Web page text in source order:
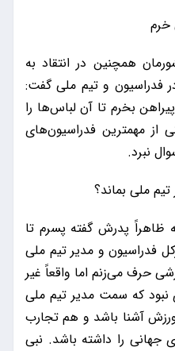
خرم
همچنین در انتقاد به
فدراسیون و تیم ملی گفت:
بخرم تا آن لباس‌ها را
از مهمترین فدراسیون‌های
نبرد.
ملی بماند؟
ظاهراً پدرش گفته پسرم تا
فدراسیون و مدیر تیم ملی
حرف می‌زنم اما واقعاً غیر
نبود که سمت مدیر تیم ملی
ورزش آشنا باشد و هم تجارب
جهانی را داشته باشد. نبی